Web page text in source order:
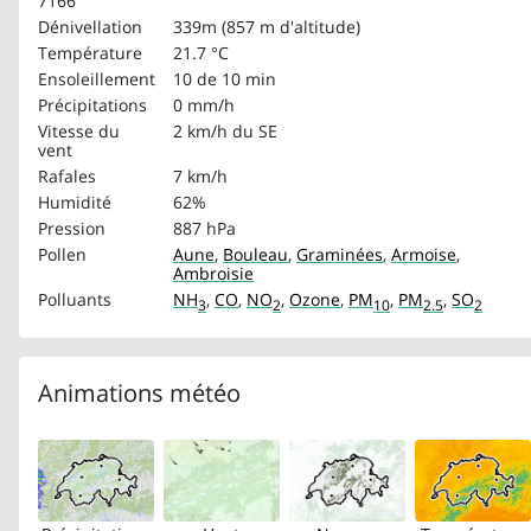
Dénivellation
339m (857 m d'altitude)
Température
21.7 °C
Ensoleillement
10 de 10 min
Précipitations
0 mm/h
Vitesse du
vent
2 km/h du SE
Rafales
7 km/h
Humidité
62%
Pression
887 hPa
Pollen
Aune, Bouleau, Graminées, Armoise,
Ambroisie
Polluants
NH3, CO, NO2, Ozone, PM10, PM2.5, SO2
Animations météo